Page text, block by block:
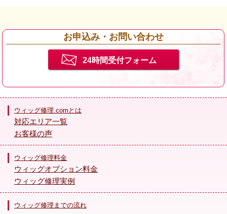
お申込み・お問い合わせ
24時間受付フォーム
ウィッグ修理.comとは
対応エリア一覧
お客様の声
ウィッグ修理料金
ウィッグオプション料金
ウィッグ修理実例
ウィッグ修理までの流れ